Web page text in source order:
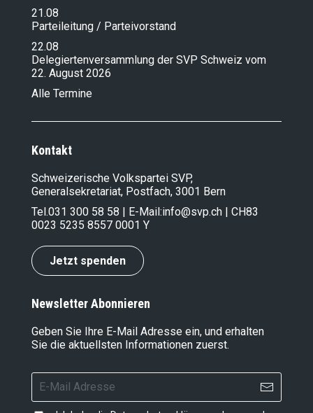
21.08
Parteileitung / Parteivorstand
22.08
Delegiertenversammlung der SVP Schweiz vom
22. August 2026
Alle Termine
Kontakt
Schweizerische Volkspartei SVP,
Generalsekretariat, Postfach, 3001 Bern
Tel.031 300 58 58 | E-Mail:info@svp.ch | CH83
0023 5235 8557 0001 Y
Jetzt spenden
Newsletter Abonnieren
Geben Sie Ihre E-Mail Adresse ein, und erhalten
Sie die aktuellsten Informationen zuerst.